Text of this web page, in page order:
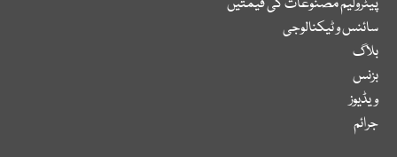
پیٹرولیم مصنوعات کی قیمتیں
سائنس و ٹیکنالوجی
بلاگ
بزنس
ویڈیوز
جرائم